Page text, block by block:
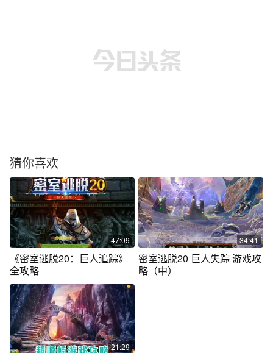
猜你喜欢
47:09
《密室逃脱20：巨人追踪》
全攻略
34:41
密室逃脱20 巨人失踪 游戏攻
略（中）
21:29